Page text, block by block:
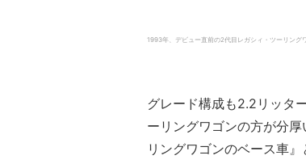
1993年、デビュー直前の2代目レガシィ・ツーリン
グレード構成も2.2リッタ
ーリングワゴンの方が分
リングワゴンのベース車